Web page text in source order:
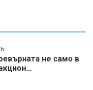
не само в